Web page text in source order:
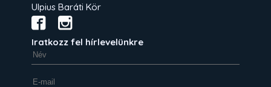
Ulpius Baráti Kör
Iratkozz fel hírlevelünkre